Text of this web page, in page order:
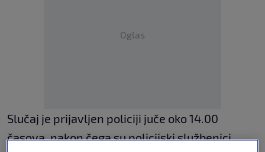
Oglas
Slučaj je prijavljen policiji juče oko 14.00
časova, nakon čega su policijski službenici